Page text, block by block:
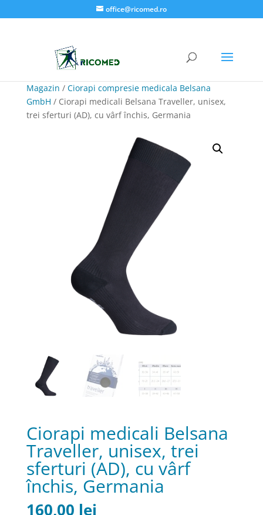
office@ricomed.ro
Magazin / Ciorapi compresie medicala Belsana
GmbH / Ciorapi medicali Belsana Traveller, unisex,
trei sferturi (AD), cu vârf închis, Germania
Ciorapi medicali Belsana
Traveller, unisex, trei
sferturi (AD), cu vârf
închis, Germania
160,00 lei